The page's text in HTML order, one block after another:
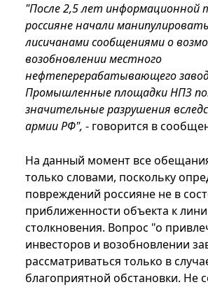
"После 2,5 лет
россияне начали
лисичанами сообщениями о
возобновлении местного
нефтеперерабатывающего
Промышленные площадки НПЗ
значительные разрушения
армии РФ", - говорится в
На данный момент все
только словами, поскольку
повреждений россияне не в
приближенности объекта к
столкновения. Вопрос "о
инвесторов и возобновлении
рассматриваться только в
благоприятной обстановки. Не